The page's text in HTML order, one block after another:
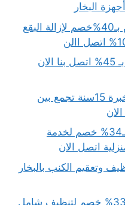
البخار
شركة تنظيف الجدران بالرياض بـ40%خصم لإزالة البقع
شركة تنظيف شبابيك بالرياض بـ 45% اتصل بنا الان
شركة ترميم منازل بالرياض..بخبرة 15سنة تجمع بين
شركة تنظيف خزانات بالخرج بـ34% خصم لخدمة
وتعقيم الكنب بالبخار
شركة تنظيف سجاد بالخرج ب33% خصم لتنظيف شامل